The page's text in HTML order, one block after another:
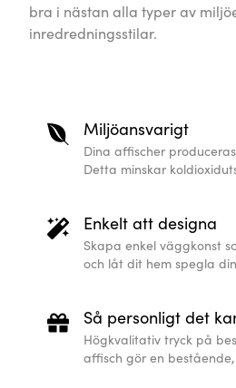
bra i nästan alla typer av
inredredningsstilar.
Miljöansvarigt
Dina affischer
Detta minskar
Enkelt att designa
Skapa enkel väggkonst
och låt dit hem spegla
Så personligt det
Högkvalitativ tryck på
affisch gör en